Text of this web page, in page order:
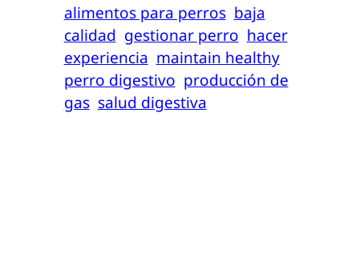
alimentos para perros baja
calidad gestionar perro hacer
experiencia maintain healthy
perro digestivo producción de
gas salud digestiva